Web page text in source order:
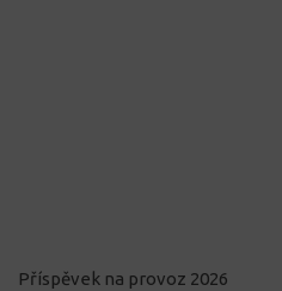
Příspěvek na provoz 2026